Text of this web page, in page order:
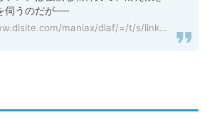
伺うのだが──
maniax/dlaf/=/t/s/link/work/aid/iris_dlch/id/RJ208539.html